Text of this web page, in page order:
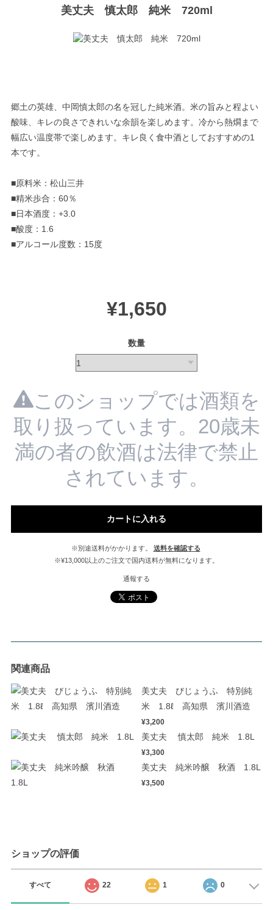
美丈夫 慎太郎 純米 720ml
郷土の英雄、中岡慎太郎の名を冠した純米酒。米の旨みと程よい
酸味、キレの良さできれいな余韻を楽しめます。冷から熱燗まで
幅広い温度帯で楽しめます。キレ良く食中酒としておすすめの1
本です。
■原料米：松山三井
■精米歩合：60％
■日本酒度：+3.0
■酸度：1.6
■アルコール度数：15度
¥1,650
数量
このショップでは酒類を
取り扱っています。20歳未
満の者の飲酒は法律で禁止
されています。
カートに入れる
※別途送料がかかります。
送料を確認する
※¥13,000以上のご注文で国内送料が無料になります。
通報する
関連商品
美丈夫 びじょうふ 特別純
米 1.8ℓ 高知県 濱川酒造
¥3,200
美丈夫 慎太郎 純米 1.8L
¥3,300
美丈夫 純米吟醸 秋酒 1.8L
¥3,500
ショップの評価
すべて 22 1 0